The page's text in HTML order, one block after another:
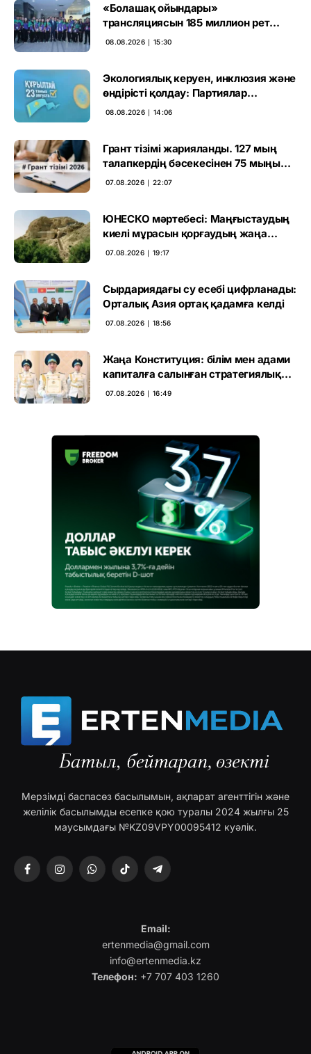
«Болашақ ойындары»
трансляциясын 185 миллион рет
көрген
08.08.2026 ∣ 15:30
Экологиялық керуен, инклюзия және
өндірісті қолдау: Партиялар
өңірлерде қандай мәселе көтерді
08.08.2026 ∣ 14:06
Грант тізімі жарияланды. 127 мың
талапкердің бәсекесінен 75 мыңы
өтті
07.08.2026 ∣ 22:07
ЮНЕСКО мәртебесі: Маңғыстаудың
киелі мұрасын қорғаудың жаңа
кезеңі басталды
07.08.2026 ∣ 19:17
Сырдариядағы су есебі цифрланады:
Орталық Азия ортақ қадамға келді
07.08.2026 ∣ 18:56
Жаңа Конституция: білім мен адами
капиталға салынған стратегиялық
негіз
07.08.2026 ∣ 16:49
Мерзімді баспасөз басылымын, ақпарат агенттігін және
желілік басылымды есепке қою туралы 2024 жылғы 25
маусымдағы №KZ09VPY00095412 куәлік.
FacebookInstagramWhatsAppTikTok Telegram
Email:
ertenmedia@gmail.com
info@ertenmedia.kz
Телефон: +7 707 403 1260